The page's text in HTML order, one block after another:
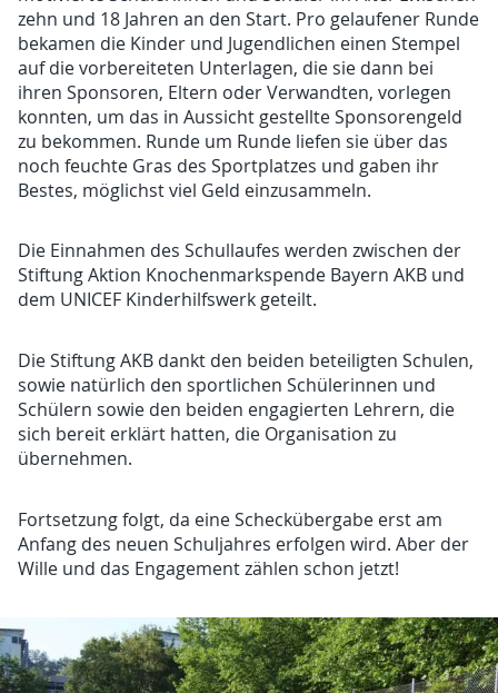
zehn und 18 Jahren an den Start. Pro gelaufener Runde
bekamen die Kinder und Jugendlichen einen Stempel
auf die vorbereiteten Unterlagen, die sie dann bei
ihren Sponsoren, Eltern oder Verwandten, vorlegen
konnten, um das in Aussicht gestellte Sponsorengeld
zu bekommen. Runde um Runde liefen sie über das
noch feuchte Gras des Sportplatzes und gaben ihr
Bestes, möglichst viel Geld einzusammeln.
Die Einnahmen des Schullaufes werden zwischen der
Stiftung Aktion Knochenmarkspende Bayern AKB und
dem UNICEF Kinderhilfswerk geteilt.
Die Stiftung AKB dankt den beiden beteiligten Schulen,
sowie natürlich den sportlichen Schülerinnen und
Schülern sowie den beiden engagierten Lehrern, die
sich bereit erklärt hatten, die Organisation zu
übernehmen.
Fortsetzung folgt, da eine Scheckübergabe erst am
Anfang des neuen Schuljahres erfolgen wird. Aber der
Wille und das Engagement zählen schon jetzt!